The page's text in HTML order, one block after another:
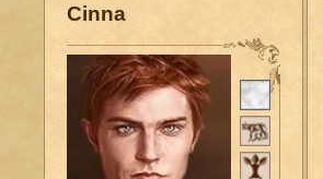
Cinna
Pers. Status
Stand
Patria Potestas